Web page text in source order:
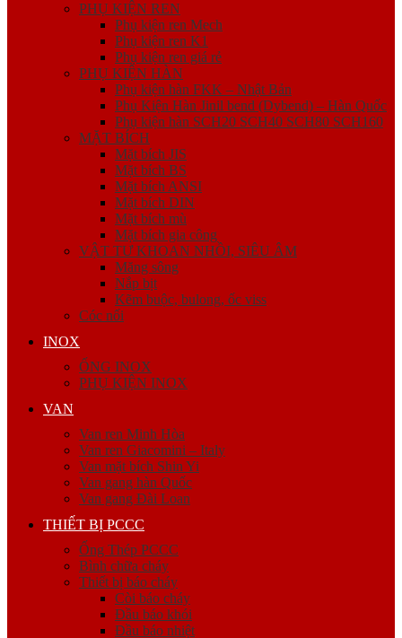
PHỤ KIỆN REN
Phụ kiện ren Mech
Phụ kiện ren K1
Phụ kiện ren giá rẻ
PHỤ KIỆN HÀN
Phụ kiện hàn FKK – Nhật Bản
Phụ Kiện Hàn Jinil bend (Dybend) – Hàn Quốc
Phụ kiện hàn SCH20 SCH40 SCH80 SCH160
MẶT BÍCH
Mặt bích JIS
Mặt bích BS
Mặt bích ANSI
Mặt bích DIN
Mặt bích mù
Mặt bích gia công
VẬT TƯ KHOAN NHỒI, SIÊU ÂM
Măng sông
Nắp bịt
Kẽm buộc, bulong, ốc viss
Cóc nối
INOX
ỐNG INOX
PHỤ KIỆN INOX
VAN
Van ren Minh Hòa
Van ren Giacomini – Italy
Van mặt bích Shin Yi
Van gang hàn Quốc
Van gang Đài Loan
THIẾT BỊ PCCC
Ống Thép PCCC
Bình chữa cháy
Thiết bị báo cháy
Còi báo cháy
Đầu báo khói
Đầu báo nhiệt